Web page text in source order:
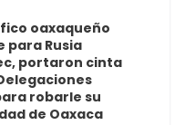
oaxaqueño
para Rusia
portaron cinta
robarle su
de Oaxaca